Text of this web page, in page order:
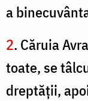
a
2. Căruia
toate, se
dreptăţii,